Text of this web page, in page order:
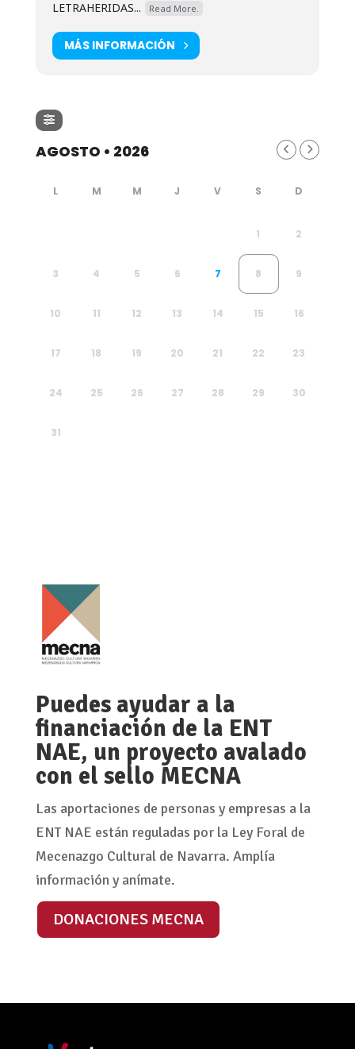
LETRAHERIDAS... Read More.
MÁS INFORMACIÓN
AGOSTO • 2026
1 2
3 4 5 6 7 8 9
10 11 12 13 14 15 16
17 18 19 20 21 22 23
24 25 26 27 28 29 30
31
Puedes ayudar a la
financiación de la ENT
NAE, un proyecto avalado
con el sello MECNA
Las aportaciones de personas y empresas a la
ENT NAE están reguladas por la Ley Foral de
Mecenazgo Cultural de Navarra. Amplía
información y anímate.
DONACIONES MECNA